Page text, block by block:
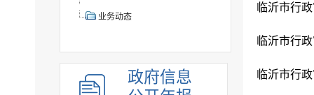
业务动态
政府信息